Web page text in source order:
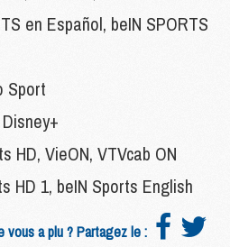
en Español, beIN SPORTS
Sport
HD, VieON, VTVcab ON
HD 1, beIN Sports English
vous a plu ? Partagez le :